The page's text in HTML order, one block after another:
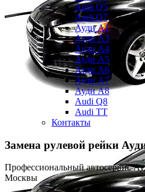
Audi Q5
Audi Q7
Ауди А1
Ауди А3
Ауди А4
Ауди A5
Ауди А6
Ауди А7
Ауди A8
Audi Q8
Audi TT
Контакты
Замена рулевой рейки
Профессиональный автосервис
Москвы